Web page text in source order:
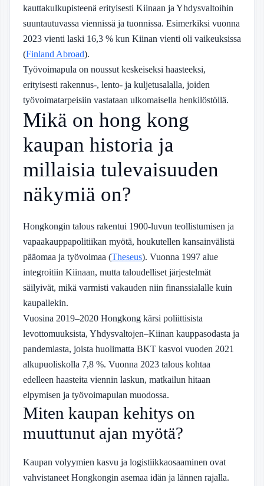
kauttakulkupisteenä erityisesti Kiinaan ja Yhdysvaltoihin
suuntautuvassa viennissä ja tuonnissa. Esimerkiksi vuonna
2023 vienti laski 16,3 % kun Kiinan vienti oli vaikeuksissa
(Finland Abroad).
Työvoimapula on noussut keskeiseksi haasteeksi,
erityisesti rakennus-, lento- ja kuljetusalalla, joiden
työvoimatarpeisiin vastataan ulkomaisella henkilöstöllä.
Mikä on hong kong
kaupan historia ja
millaisia tulevaisuuden
näkymiä on?
Hongkongin talous rakentui 1900-luvun teollistumisen ja
vapaakauppapolitiikan myötä, houkutellen kansainvälistä
pääomaa ja työvoimaa (Theseus). Vuonna 1997 alue
integroitiin Kiinaan, mutta taloudelliset järjestelmät
säilyivät, mikä varmisti vakauden niin finanssialalle kuin
kaupallekin.
Vuosina 2019–2020 Hongkong kärsi poliittisista
levottomuuksista, Yhdysvaltojen–Kiinan kauppasodasta ja
pandemiasta, joista huolimatta BKT kasvoi vuoden 2021
alkupuoliskolla 7,8 %. Vuonna 2023 talous kohtaa
edelleen haasteita viennin laskun, matkailun hitaan
elpymisen ja työvoimapulan muodossa.
Miten kaupan kehitys on
muuttunut ajan myötä?
Kaupan volyymien kasvu ja logistiikkaosaaminen ovat
vahvistaneet Hongkongin asemaa idän ja lännen rajalla.